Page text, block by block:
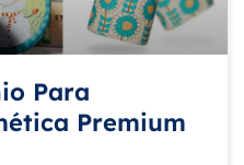
Para
Premium